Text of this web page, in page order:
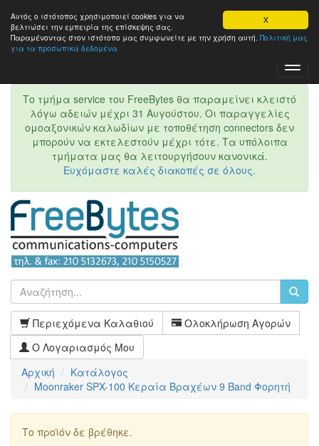
X
Αυτός ο ιστότοπος χρησιμοποιεί cookies για να
βελτιώσει την εμπειρία της επίσκεψης σας.
Παραμένοντας στον ιστότοπo μας συμφωνείτε με την χρήση αυτή. Πολιτική μας
για τα προσωπικά δεδομένα
Το τμήμα service του FreeBytes θα παραμείνει κλειστό
λόγω αδειών μέχρι 31 Αυγούστου. Οι παραγγελίες
ομοαξονικών καλωδίων με τοποθέτηση connectors δεν
μπορούν να εκτελεστούν μέχρι τότε. Τα υπόλοιπα
τμήματα μας θα λειτουργήσουν κανονικά.
Ευχόμαστε καλές διακοπές σε όλους.
Περιεχόμενα Καλαθιού
Ολοκλήρωση Αγορών
Ο Λογαριασμός Μου
Αρχική
Κατάλογος
Moonraker SPX-100 Κεραία Βραχέων 9 Band Φορητή
Το προϊόν δε βρέθηκε.